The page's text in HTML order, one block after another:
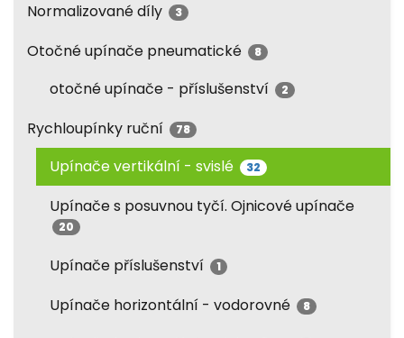
Normalizované díly 3
Otočné upínače pneumatické 8
otočné upínače - příslušenství 2
Rychloupínky ruční 78
Upínače vertikální - svislé 32
Upínače s posuvnou tyčí. Ojnicové upínače
20
Upínače příslušenství 1
Upínače horizontální - vodorovné 8